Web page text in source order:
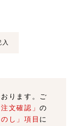
ります。ご
注文確認」の
し」項目 に